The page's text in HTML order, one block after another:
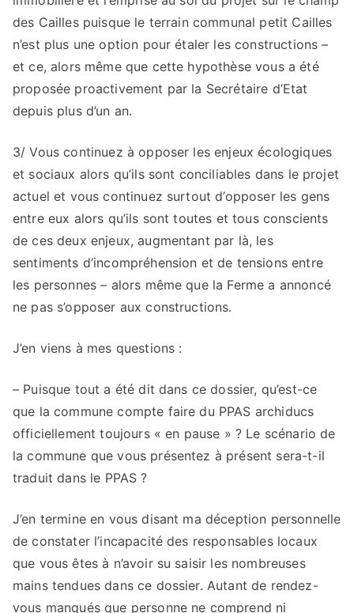
des Cailles puisque le terrain communal petit Cailles
n’est plus une option pour étaler les constructions –
et ce, alors même que cette hypothèse vous a été
proposée proactivement par la Secrétaire d’Etat
depuis plus d’un an.
3/ Vous continuez à opposer les enjeux écologiques
et sociaux alors qu’ils sont conciliables dans le projet
actuel et vous continuez surtout d’opposer les gens
entre eux alors qu’ils sont toutes et tous conscients
de ces deux enjeux, augmentant par là, les
sentiments d’incompréhension et de tensions entre
les personnes – alors même que la Ferme a annoncé
ne pas s’opposer aux constructions.
J’en viens à mes questions :
– Puisque tout a été dit dans ce dossier, qu’est-ce
que la commune compte faire du PPAS archiducs
officiellement toujours « en pause » ? Le scénario de
la commune que vous présentez à présent sera-t-il
traduit dans le PPAS ?
J’en termine en vous disant ma déception personnelle
de constater l’incapacité des responsables locaux
que vous êtes à n’avoir su saisir les nombreuses
mains tendues dans ce dossier. Autant de rendez-
vous manqués que personne ne comprend ni